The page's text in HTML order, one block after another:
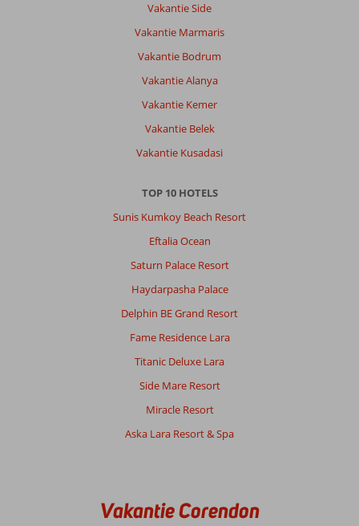
Vakantie Side
Vakantie Marmaris
Vakantie Bodrum
Vakantie Alanya
Vakantie Kemer
Vakantie Belek
Vakantie Kusadasi
TOP 10 HOTELS
Sunis Kumkoy Beach Resort
Eftalia Ocean
Saturn Palace Resort
Haydarpasha Palace
Delphin BE Grand Resort
Fame Residence Lara
Titanic Deluxe Lara
Side Mare Resort
Miracle Resort
Aska Lara Resort & Spa
Vakantie Corendon